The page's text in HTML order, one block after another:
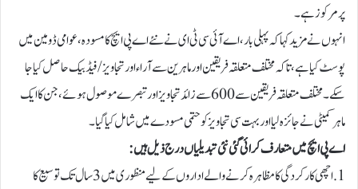
پر مرکوز ہے۔
انہوں نے مزید کہا کہ پہلی بار،اے آئی سی ٹی ای نے نئے اے پی ایچ کا مسودہ، عوامی ڈومین میں
پوسٹ کیا ہے، تاکہ مختلف متعلقہ فریقین اور ماہرین سے آراء اور تجاویز/فیڈ بیک حاصل کیا جا
سکے۔ مختلف متعلقہ فریقین سے 600 سے زائد تجاویز اور تبصرے موصول ہوئے، جن کا ایک
ماہر کمیٹی نے جائزہ لیا اور بہت سی تجاویز کو حتمی مسودے میں شامل کیا گیا۔
اے پی ایچ میں متعارف کرائی گئی نئی تبدیلیاں درج ذیل ہیں:
1. اچھی کارکردگی کا مظاہرہ کرنے والے اداروں کے لیے منظوری میں 3 سال تک توسیع کا